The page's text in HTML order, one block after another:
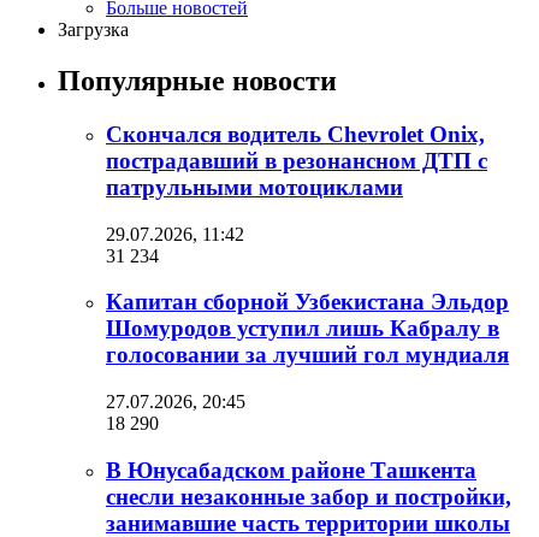
Больше новостей
Загрузка
Популярные новости
Скончался водитель Chevrolet Onix,
пострадавший в резонансном ДТП с
патрульными мотоциклами
29.07.2026, 11:42
31 234
Капитан сборной Узбекистана Эльдор
Шомуродов уступил лишь Кабралу в
голосовании за лучший гол мундиаля
27.07.2026, 20:45
18 290
В Юнусабадском районе Ташкента
снесли незаконные забор и постройки,
занимавшие часть территории школы